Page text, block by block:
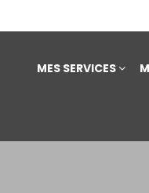
MES SERVICES